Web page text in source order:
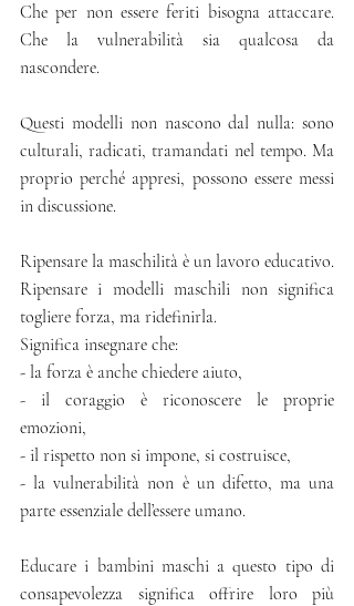
Che per non essere feriti bisogna attaccare.
Che la vulnerabilità sia qualcosa da
nascondere.
Questi modelli non nascono dal nulla: sono
culturali, radicati, tramandati nel tempo. Ma
proprio perché appresi, possono essere messi
in discussione.
Ripensare la maschilità è un lavoro educativo.
Ripensare i modelli maschili non significa
togliere forza, ma ridefinirla.
Significa insegnare che:
- la forza è anche chiedere aiuto,
- il coraggio è riconoscere le proprie
emozioni,
- il rispetto non si impone, si costruisce,
- la vulnerabilità non è un difetto, ma una
parte essenziale dell’essere umano.
Educare i bambini maschi a questo tipo di
consapevolezza significa offrire loro più